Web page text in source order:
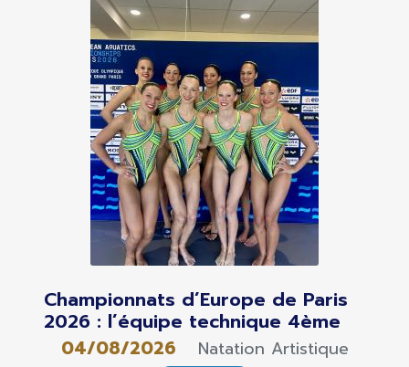
Championnats d’Europe de Paris
2026 : l’équipe technique 4ème
04/08/2026 Natation Artistique